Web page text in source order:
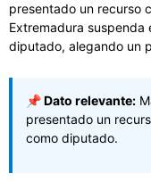
presentado un recurso
Extremadura suspenda
diputado, alegando un
📌 Dato relevante:
presentado un
como diputado.